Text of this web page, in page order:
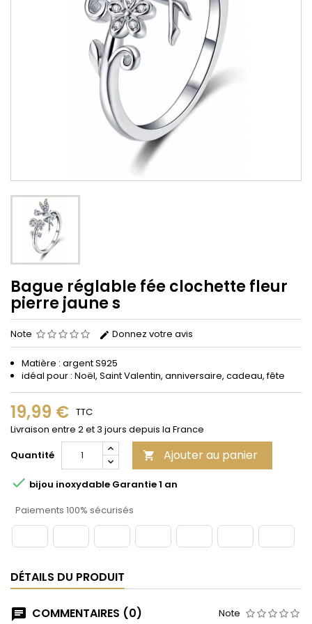
Bague réglable fée clochette fleur
pierre jaune s
Note Donnez votre avis
Matière : argent S925
idéal pour : Noël, Saint Valentin, anniversaire, cadeau, fête
19,99 € TTC
Livraison entre 2 et 3 jours depuis la France
Quantité
 Ajouter au panier
 bijou inoxydable Garantie 1 an
Paiements 100% sécurisés
DÉTAILS DU PRODUIT
COMMENTAIRES (0) Note